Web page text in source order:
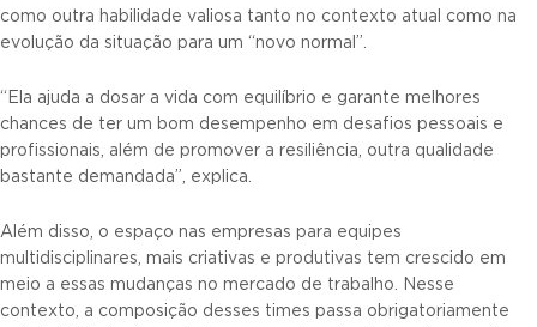
como outra habilidade valiosa tanto no contexto atual como na
evolução da situação para um “novo normal”.
“Ela ajuda a dosar a vida com equilíbrio e garante melhores
chances de ter um bom desempenho em desafios pessoais e
profissionais, além de promover a resiliência, outra qualidade
bastante demandada”, explica.
Além disso, o espaço nas empresas para equipes
multidisciplinares, mais criativas e produtivas tem crescido em
meio a essas mudanças no mercado de trabalho. Nesse
contexto, a composição desses times passa obrigatoriamente